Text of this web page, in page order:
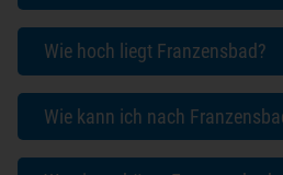
Wie hoch liegt Franzensbad?
Wie kann ich nach